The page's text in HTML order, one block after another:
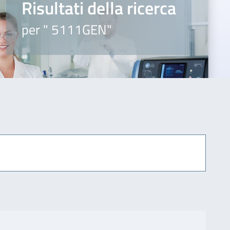
Risultati della ricerca
per " 5111GEN"